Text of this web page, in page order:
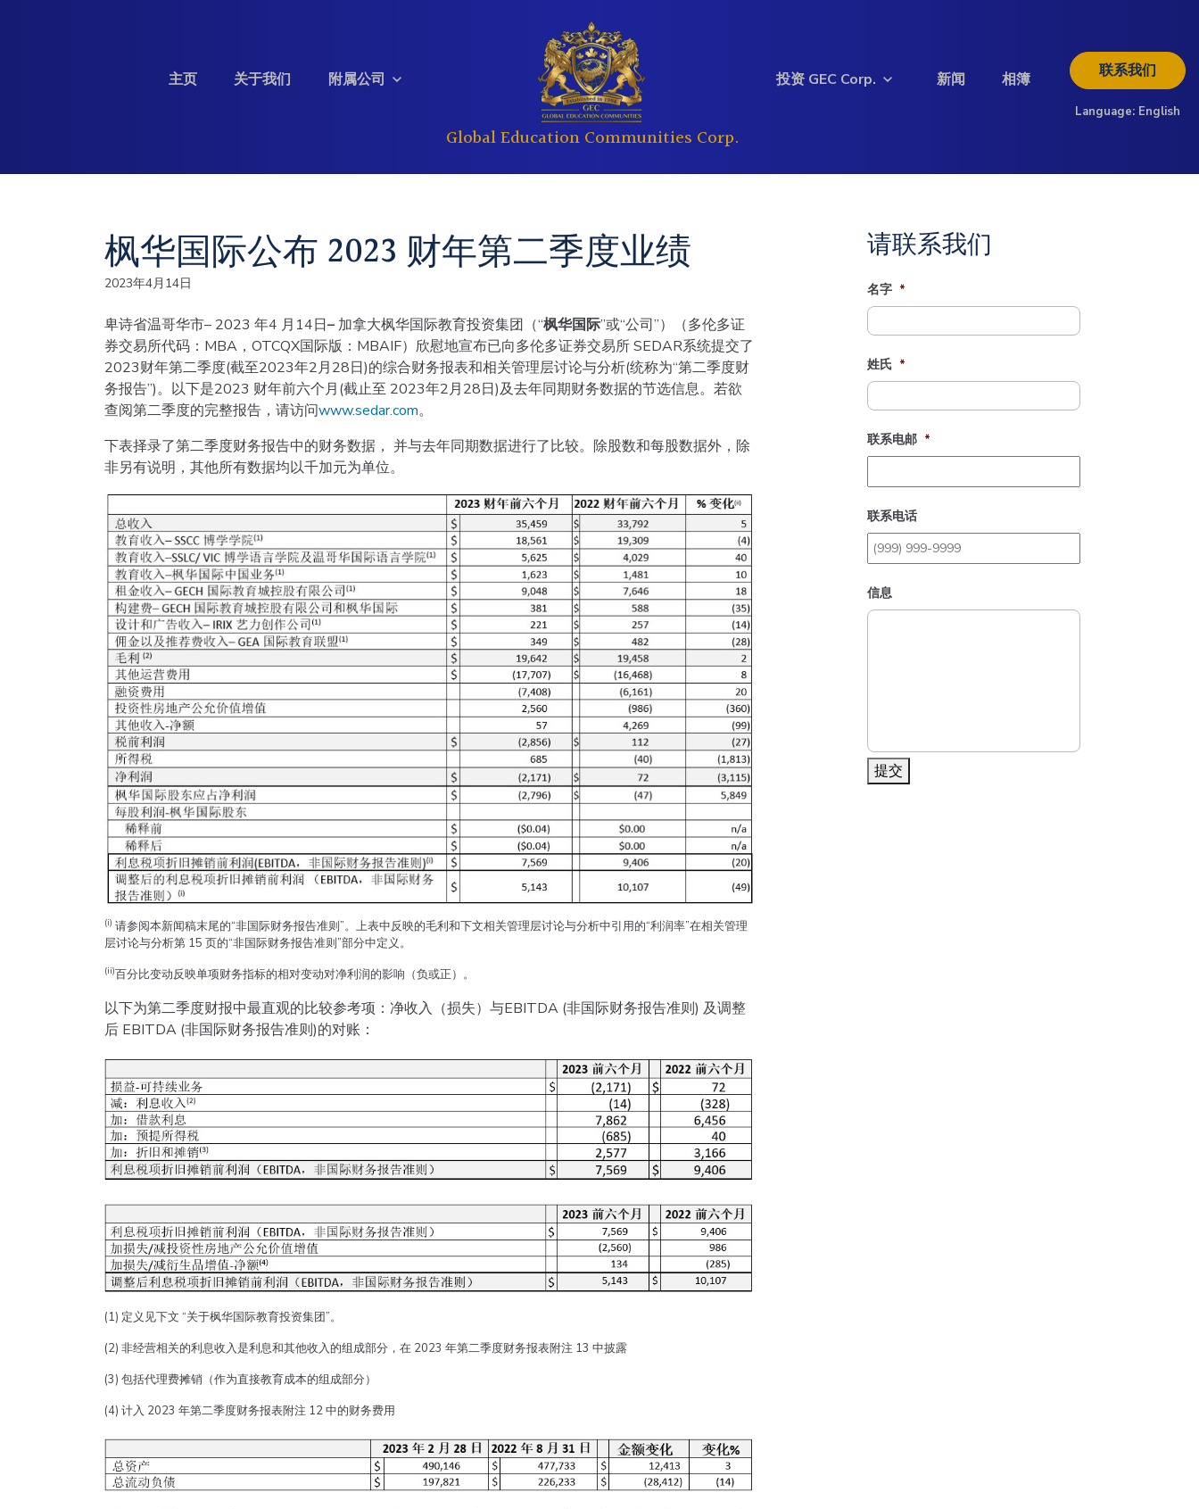
主页 关于我们 附属公司
Global Education Communities Corp.
投资 GEC Corp. 新闻 相簿 联系我们
Language: English
定期提交文件
公司管理
分析师报告
投资问答
请查阅以下投资者资料
下载简介
枫华国际公布 2023 财年第二季度业绩
2023年4月14日
卑诗省温哥华市– 2023 年4 月14日–加拿大枫华国际教育投资集团（“枫华国际”或“公司”）（多伦多证
券交易所代码：MBA，OTCQX国际版：MBAIF）欣慰地宣布已向多伦多证券交易所 SEDAR系统提交了
2023财年第二季度(截至2023年2月28日)的综合财务报表和相关管理层讨论与分析(统称为“第二季度财
务报告”)。以下是2023 财年前六个月(截止至 2023年2月28日)及去年同期财务数据的节选信息。若欲
查阅第二季度的完整报告，请访问www.sedar.com。
下表择录了第二季度财务报告中的财务数据， 并与去年同期数据进行了比较。除股数和每股数据外，除
非另有说明，其他所有数据均以千加元为单位。
(i) 请参阅本新闻稿末尾的“非国际财务报告准则”。上表中反映的毛利和下文相关管理层讨论与分析中引用的“利润率”在相关管理
层讨论与分析第 15 页的“非国际财务报告准则”部分中定义。
(ii)百分比变动反映单项财务指标的相对变动对净利润的影响（负或正）。
以下为第二季度财报中最直观的比较参考项：净收入（损失）与EBITDA (非国际财务报告准则) 及调整
后 EBITDA (非国际财务报告准则)的对账：
(1) 定义见下文 “关于枫华国际教育投资集团”。
(2) 非经营相关的利息收入是利息和其他收入的组成部分，在 2023 年第二季度财务报表附注 13 中披露
(3) 包括代理费摊销（作为直接教育成本的组成部分）
(4) 计入 2023 年第二季度财务报表附注 12 中的财务费用
请联系我们
名字 *
姓氏 *
联系电邮 *
联系电话
信息
提交